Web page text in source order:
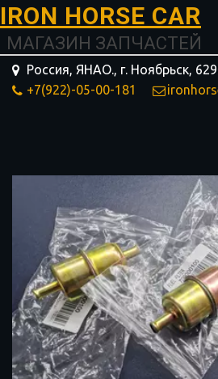
I­­RON HORSE ­­­­­­CAR
МАГАЗИН ЗАПЧАСТЕЙ
Россия, ЯНАО., г. Ноябрьск,
+7(922)-05-00-181